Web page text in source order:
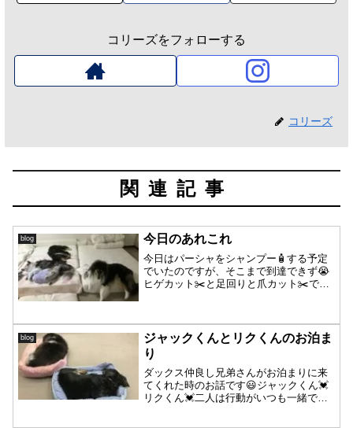
コリーズをフォローする
コリーズ
関連記事
blog 今日のあれこれ
今日はパーシャをシャンプー🧴する予定
でいたのですが、そこまで到達できず😭
ヒゲカット✂️と足回りと爪カット✂️で終
笑撮るのを忘れて、寝てるパーシャを起
こしても全く起きない...
blog
ジャックくんとリクくんのお泊ま
り
ダックス仲良し兄弟さんがお泊まりに来
てくれた時のお話です😃ジャックくん💓
リクくん💓二人は行動がいつも一緒です